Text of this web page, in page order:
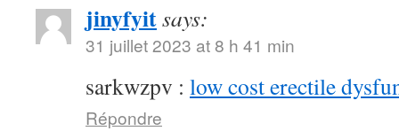
jinyfyitsays:
31 juillet 2023 at 8 h 41 min
sarkwzpv : low cost erectile
Répondre